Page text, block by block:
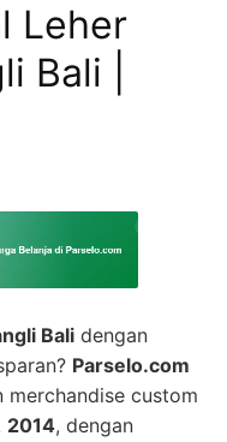
Leher
Bali |
Bali dengan
Parselo.com
merchandise custom
2014, dengan